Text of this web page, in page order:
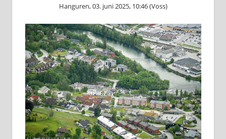
Hanguren, 03. juni 2025, 10:46 (Voss)